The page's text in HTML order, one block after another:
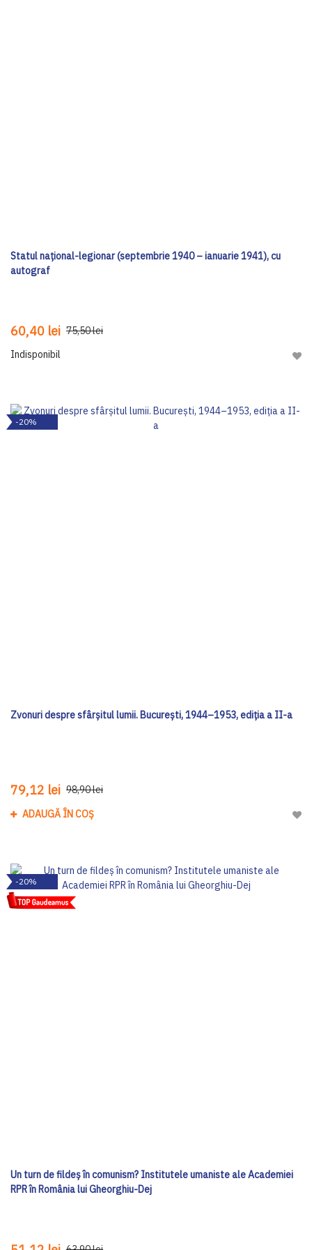
Statul național-legionar (septembrie 1940 – ianuarie 1941), cu
autograf
60,40 lei 75,50 lei
Indisponibil
-20%
Zvonuri despre sfârșitul lumii. București, 1944–1953, ediția a II-a
79,12 lei 98,90 lei
ADAUGĂ ÎN COȘ
-20%
Un turn de fildeș în comunism? Institutele umaniste ale Academiei
RPR în România lui Gheorghiu-Dej